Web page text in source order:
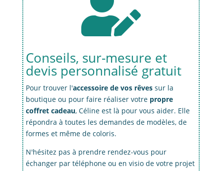

Conseils, sur-mesure et
devis personnalisé gratuit
Pour trouver l'accessoire de vos rêvessur la
boutique ou pour faire réaliser votre propre
coffret cadeau, Céline est là pour vous aider. Elle
répondra à toutes les demandes de modèles, de
formes et même de coloris.
N'hésitez pas à prendre rendez-vous pour
échanger par téléphone ou en visio de votre projet